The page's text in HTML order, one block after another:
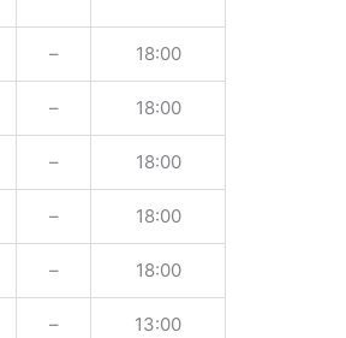
– 18:00
– 18:00
– 18:00
– 18:00
– 18:00
– 13:00